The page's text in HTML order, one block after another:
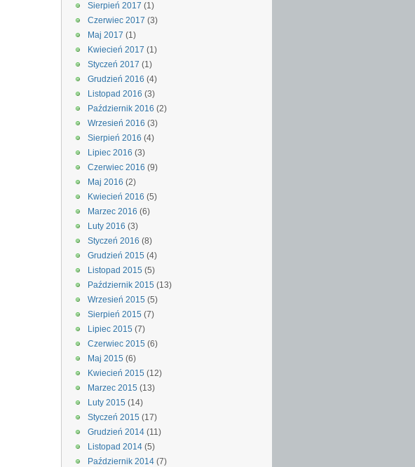
Sierpień 2017 (1)
Czerwiec 2017 (3)
Maj 2017 (1)
Kwiecień 2017 (1)
Styczeń 2017 (1)
Grudzień 2016 (4)
Listopad 2016 (3)
Październik 2016 (2)
Wrzesień 2016 (3)
Sierpień 2016 (4)
Lipiec 2016 (3)
Czerwiec 2016 (9)
Maj 2016 (2)
Kwiecień 2016 (5)
Marzec 2016 (6)
Luty 2016 (3)
Styczeń 2016 (8)
Grudzień 2015 (4)
Listopad 2015 (5)
Październik 2015 (13)
Wrzesień 2015 (5)
Sierpień 2015 (7)
Lipiec 2015 (7)
Czerwiec 2015 (6)
Maj 2015 (6)
Kwiecień 2015 (12)
Marzec 2015 (13)
Luty 2015 (14)
Styczeń 2015 (17)
Grudzień 2014 (11)
Listopad 2014 (5)
Październik 2014 (7)